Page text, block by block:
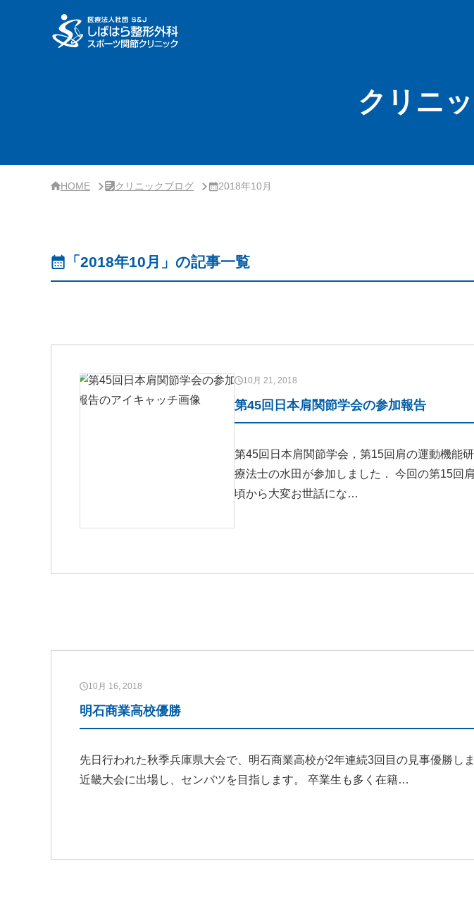
クリニ
HOME クリニックブログ 2018年10月
「2018年10月」の記事一覧
10月 21, 2018
第45回日本肩関節学会の参加報告
第45回日本肩関節学会，第15回肩の運動機能
療法士の水田が参加しました． 今回の第15回
頃から大変お世話にな…
10月 16, 2018
明石商業高校優勝
先日行われた秋季兵庫県大会で、明石商業高校が2年連続3回目の見事優勝し
近畿大会に出場し、センバツを目指します。 卒業生も多く在籍…